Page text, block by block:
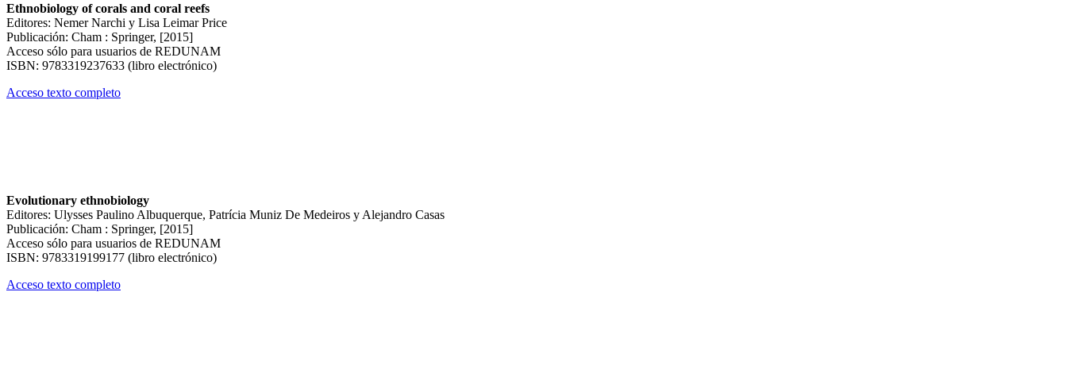
Ethnobiology of corals and coral reefs
Editores: Nemer Narchi y Lisa Leimar Price
Publicación: Cham : Springer, [2015]
Acceso sólo para usuarios de REDUNAM
ISBN: 9783319237633 (libro electrónico)
Acceso texto completo
Evolutionary ethnobiology
Editores: Ulysses Paulino Albuquerque, Patrícia Muniz De Medeiros y Alejandro Casas
Publicación: Cham : Springer, [2015]
Acceso sólo para usuarios de REDUNAM
ISBN: 9783319199177 (libro electrónico)
Acceso texto completo